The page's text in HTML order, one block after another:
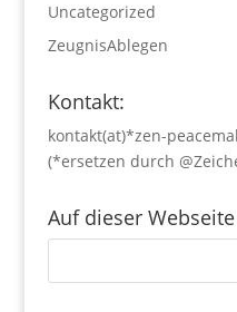
Uncategorized
ZeugnisAblegen
Kontakt:
kontakt(at)*zen-
(*ersetzen durch
Auf dieser